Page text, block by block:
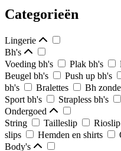
Categorieën
Lingerie
Bh's
Voeding bh's
Plak bh's
Beugel bh's
Push up bh's
bh's
Bralettes Bh
Sport bh's
Strapless bh's
Ondergoed
String
Tailleslip Rioslip
slips
Hemden en shirts
Body's